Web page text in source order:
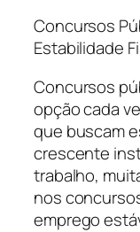
Concursos
Estabilidade
Concursos
opção cada
que buscam
crescente
trabalho,
nos
emprego